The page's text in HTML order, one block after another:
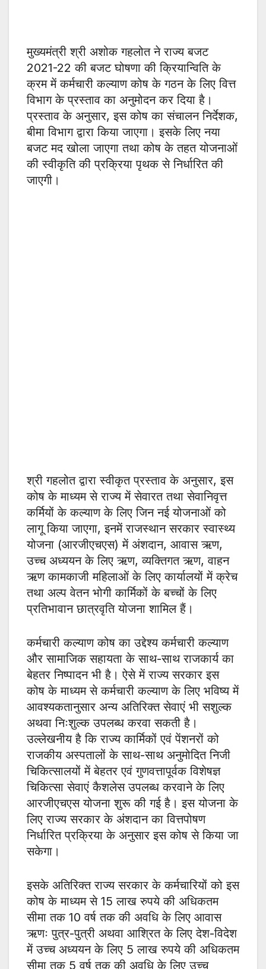
मुख्यमंत्री श्री अशोक गहलोत ने राज्य बजट
2021-22 की बजट घोषणा की क्रियान्विति के
क्रम में कर्मचारी कल्याण कोष के गठन के लिए वित्त
विभाग के प्रस्ताव का अनुमोदन कर दिया है।
प्रस्ताव के अनुसार, इस कोष का संचालन निर्देशक,
बीमा विभाग द्वारा किया जाएगा। इसके लिए नया
बजट मद खोला जाएगा तथा कोष के तहत योजनाओं
की स्वीकृति की प्रक्रिया पृथक से निर्धारित की
जाएगी।
श्री गहलोत द्वारा स्वीकृत प्रस्ताव के अनुसार, इस
कोष के माध्यम से राज्य में सेवारत तथा सेवानिवृत्त
कर्मियों के कल्याण के लिए जिन नई योजनाओं को
लागू किया जाएगा, इनमें राजस्थान सरकार स्वास्थ्य
योजना (आरजीएचएस) में अंशदान, आवास ऋण,
उच्च अध्ययन के लिए ऋण, व्यक्तिगत ऋण, वाहन
ऋण कामकाजी महिलाओं के लिए कार्यालयों में क्रेच
तथा अल्प वेतन भोगी कार्मिकों के बच्चों के लिए
प्रतिभावान छात्रवृति योजना शामिल हैं।
कर्मचारी कल्याण कोष का उद्देश्य कर्मचारी कल्याण
और सामाजिक सहायता के साथ-साथ राजकार्य का
बेहतर निष्पादन भी है। ऐसे में राज्य सरकार इस
कोष के माध्यम से कर्मचारी कल्याण के लिए भविष्य में
आवश्यकतानुसार अन्य अतिरिक्त सेवाएं भी सशुल्क
अथवा निःशुल्क उपलब्ध करवा सकती है।
उल्लेखनीय है कि राज्य कार्मिकों एवं पेंशनरों को
राजकीय अस्पतालों के साथ-साथ अनुमोदित निजी
चिकित्सालयों में बेहतर एवं गुणवत्तापूर्वक विशेषज्ञ
चिकित्सा सेवाएं कैशलेस उपलब्ध करवाने के लिए
आरजीएचएस योजना शुरू की गई है। इस योजना के
लिए राज्य सरकार के अंशदान का वित्तपोषण
निर्धारित प्रक्रिया के अनुसार इस कोष से किया जा
सकेगा।
इसके अतिरिक्त राज्य सरकार के कर्मचारियों को इस
कोष के माध्यम से 15 लाख रुपये की अधिकतम
सीमा तक 10 वर्ष तक की अवधि के लिए आवास
ऋणः पुत्र-पुत्री अथवा आश्रित के लिए देश-विदेश
में उच्च अध्ययन के लिए 5 लाख रुपये की अधिकतम
सीमा तक 5 वर्ष तक की अवधि के लिए उच्च